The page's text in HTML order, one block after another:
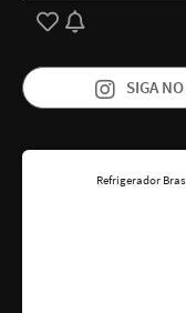
SIGA
Refrigerador